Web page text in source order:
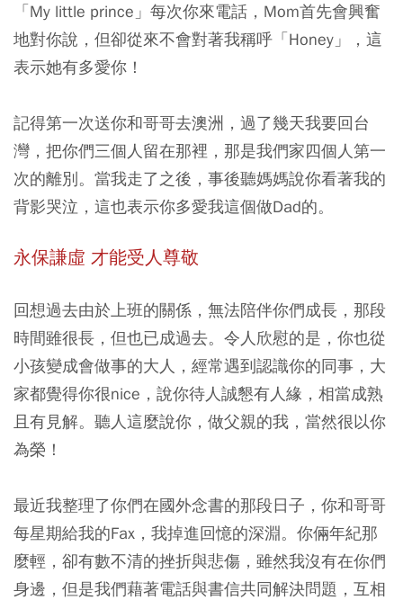
「My little prince」每次你來電話，Mom首先會興奮
地對你說，但卻從來不會對著我稱呼「Honey」，這
表示她有多愛你！
記得第一次送你和哥哥去澳洲，過了幾天我要回台
灣，把你們三個人留在那裡，那是我們家四個人第一
次的離別。當我走了之後，事後聽媽媽說你看著我的
背影哭泣，這也表示你多愛我這個做Dad的。
永保謙虛 才能受人尊敬
回想過去由於上班的關係，無法陪伴你們成長，那段
時間雖很長，但也已成過去。令人欣慰的是，你也從
小孩變成會做事的大人，經常遇到認識你的同事，大
家都覺得你很nice，說你待人誠懇有人緣，相當成熟
且有見解。聽人這麼說你，做父親的我，當然很以你
為榮！
最近我整理了你們在國外念書的那段日子，你和哥哥
每星期給我的Fax，我掉進回憶的深淵。你倆年紀那
麼輕，卻有數不清的挫折與悲傷，雖然我沒有在你們
身邊，但是我們藉著電話與書信共同解決問題，互相